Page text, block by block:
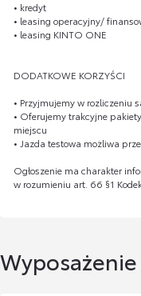
• kredyt
• leasing operacyjny/
• leasing KINTO ONE
DODATKOWE KORZYŚCI
• Przyjmujemy w rozliczeniu
• Oferujemy trakcyjne
miejscu
• Jazda testowa możliwa
Ogłoszenie ma charakter
w rozumieniu art. 66 §1
Wyposażenie